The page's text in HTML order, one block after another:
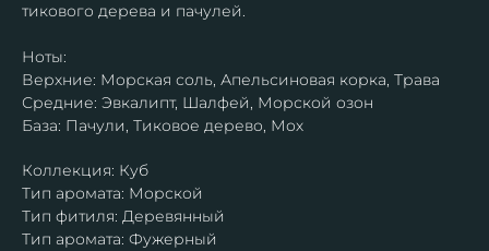
тикового дерева и пачулей.
Ноты:
Верхние: Морская соль, Апельсиновая корка, Трава
Средние: Эвкалипт, Шалфей, Морской озон
База: Пачули, Тиковое дерево, Мох
Коллекция: Куб
Тип аромата: Морской
Тип фитиля: Деревянный
Тип аромата: Фужерный